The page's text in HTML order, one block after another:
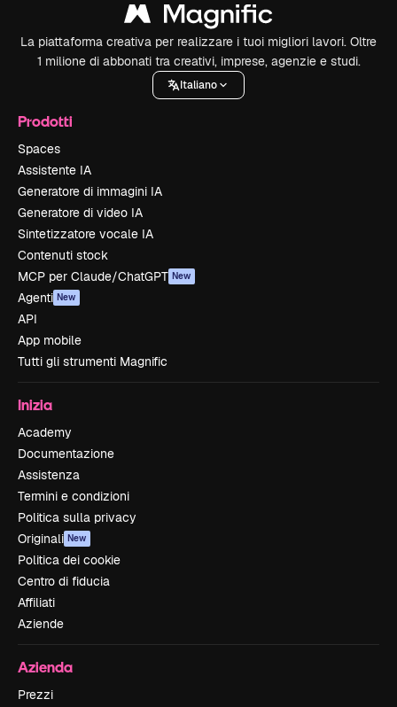
La piattaforma creativa per realizzare i tuoi migliori lavori. Oltre
1 milione di abbonati tra creativi, imprese, agenzie e studi.
Italiano
Prodotti
Spaces
Assistente IA
Generatore di immagini IA
Generatore di video IA
Sintetizzatore vocale IA
Contenuti stock
MCP per Claude/ChatGPT New
Agenti New
API
App mobile
Tutti gli strumenti Magnific
Inizia
Academy
Documentazione
Assistenza
Termini e condizioni
Politica sulla privacy
Originali New
Politica dei cookie
Centro di fiducia
Affiliati
Aziende
Azienda
Prezzi